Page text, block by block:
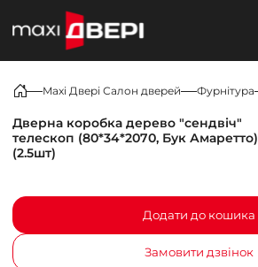
Maxi Двері Салон дверей Фурнітура
Дверна коробка дерево "сендвіч"
телескоп (80*34*2070, Бук Амаретто)
(2.5шт)
Додати до кошика
Замовити дзвінок